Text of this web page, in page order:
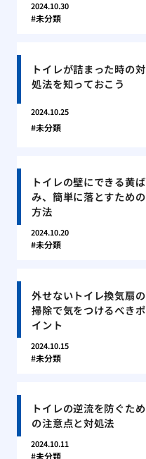
2024.10.30
未分類
トイレが詰まった時の対
処法を知っておこう
2024.10.25
未分類
トイレの壁にできる黄ば
み、簡単に落とすための
方法
2024.10.20
未分類
外せないトイレ換気扇の
掃除で気をつけるべきポ
イント
2024.10.15
未分類
トイレの逆流を防ぐため
の注意点と対処法
2024.10.11
未分類